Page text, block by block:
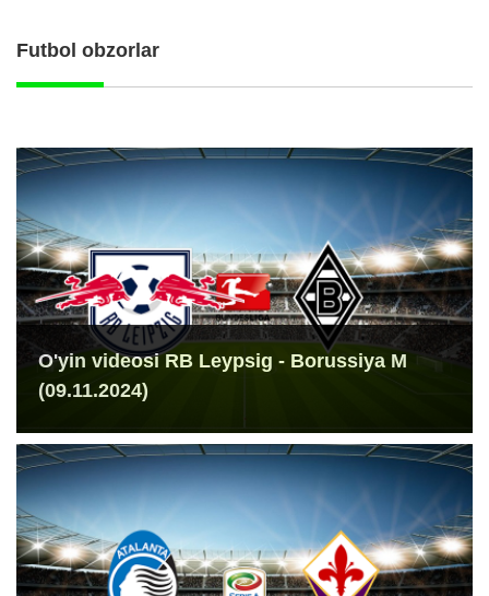
Futbol obzorlar
O'yin videosi RB Leypsig - Borussiya M
(09.11.2024)